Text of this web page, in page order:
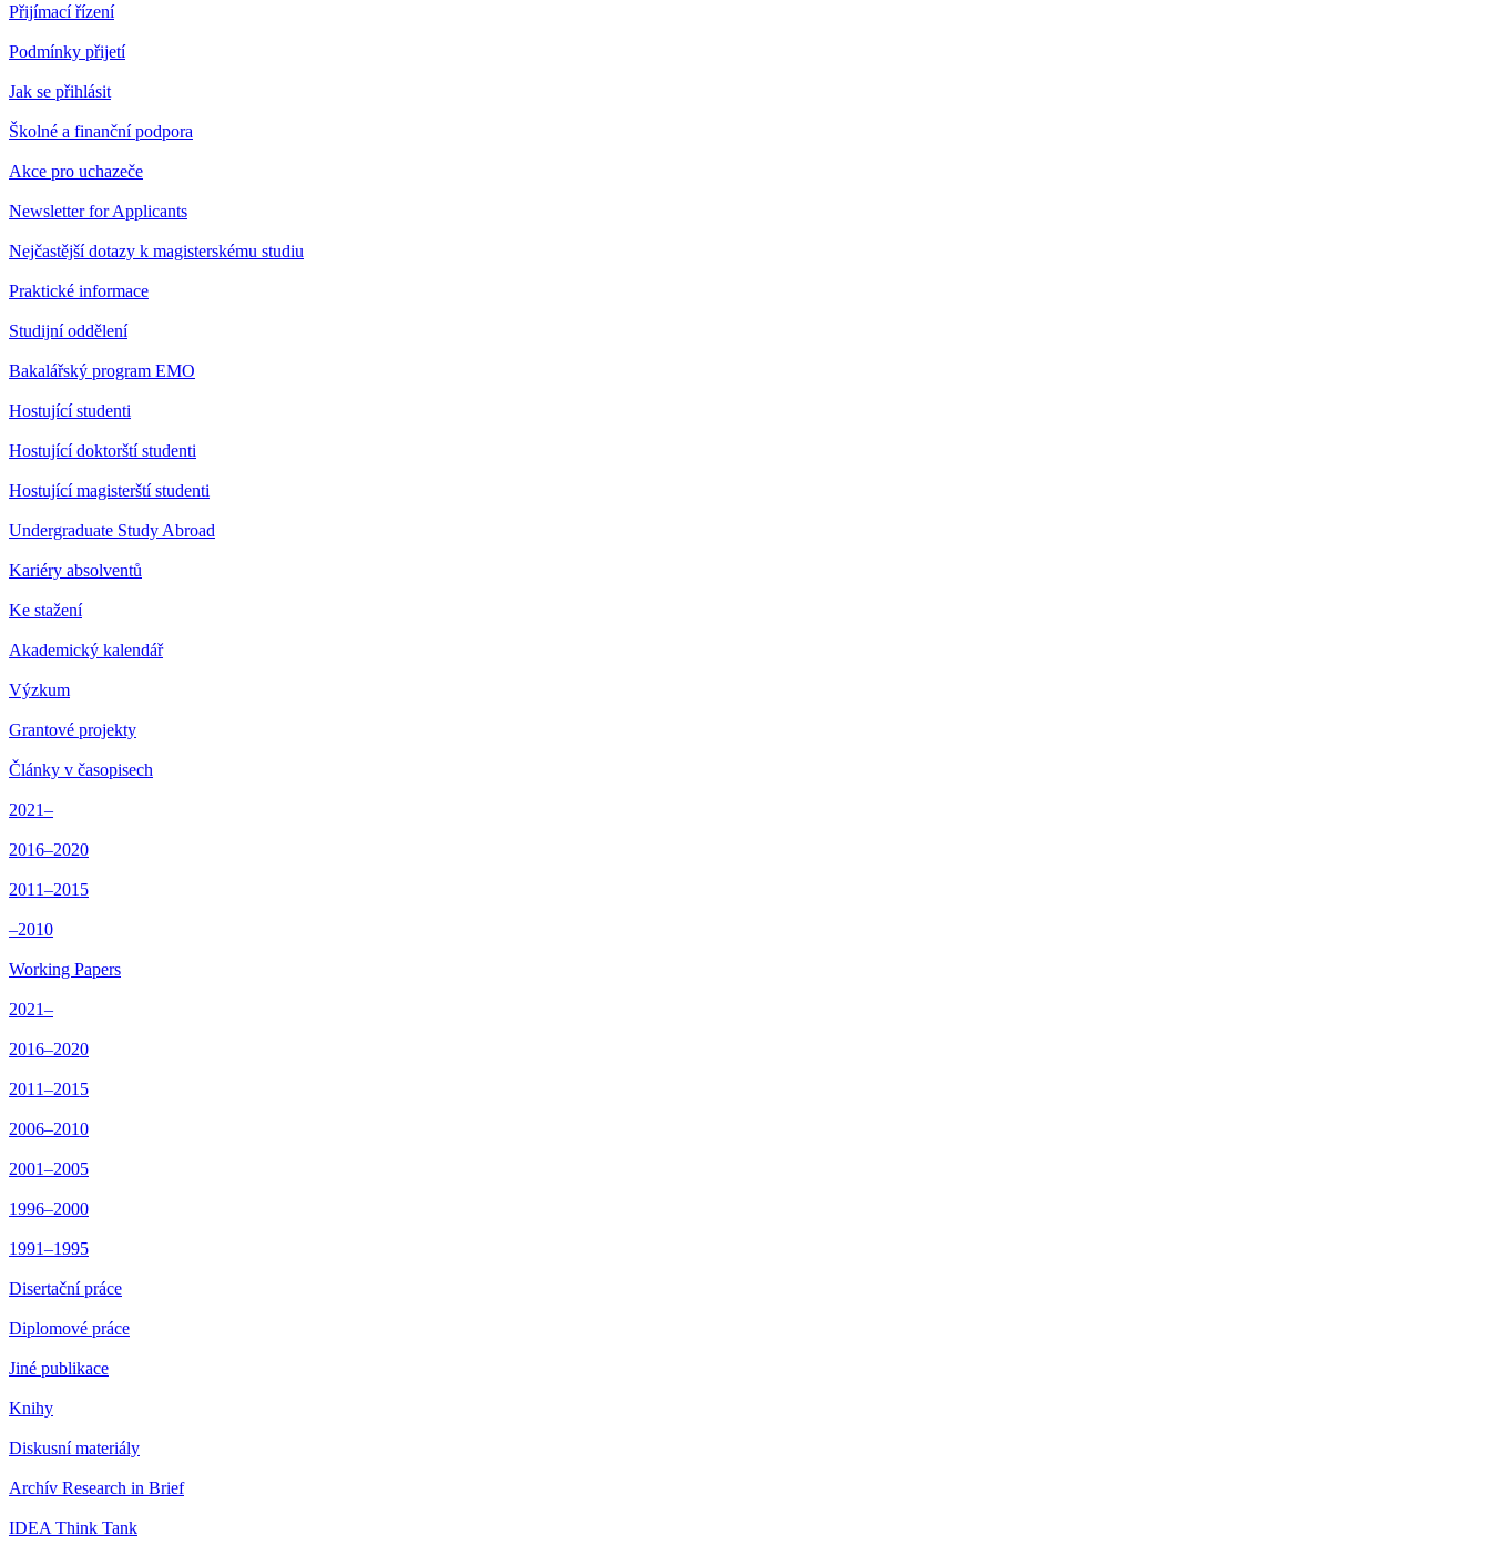
Přijímací řízení
Podmínky přijetí
Jak se přihlásit
Školné a finanční podpora
Akce pro uchazeče
Newsletter for Applicants
Nejčastější dotazy k magisterskému studiu
Praktické informace
Studijní oddělení
Bakalářský program EMO
Hostující studenti
Hostující doktorští studenti
Hostující magisterští studenti
Undergraduate Study Abroad
Kariéry absolventů
Ke stažení
Akademický kalendář
Výzkum
Grantové projekty
Články v časopisech
2021–
2016–2020
2011–2015
–2010
Working Papers
2021–
2016–2020
2011–2015
2006–2010
2001–2005
1996–2000
1991–1995
Disertační práce
Diplomové práce
Jiné publikace
Knihy
Diskusní materiály
Archív Research in Brief
IDEA Think Tank